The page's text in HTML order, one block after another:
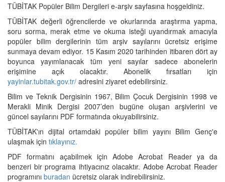
TÜBİTAK Popüler Bilim Dergileri e-arşiv sayfasına hoşgeldiniz.
TÜBİTAK değerli öğrencilerde ve okurlarında araştırma yapma,
soru sorma, merak etme ve okuma isteği uyandırmak amacıyla
popüler bilim dergilerinin tüm arşiv sayılarını ücretsiz erişime
sunmaya devam ediyor. 15 Kasım 2020 tarihinden itibaren dört ay
boyunca yayımlanacak tüm yeni sayılar sadece abonelerin
erişimine açık olacaktır. Abonelik fırsatları için
yayinlar.tubitak.gov.tr/ adresini ziyaret edebilirsiniz.
Bilim ve Teknik Dergisinin 1967, Bilim Çocuk Dergisinin 1998 ve
Merakli Minik Dergisi 2007’den bugüne oluşan arşivlerini ve
güncel sayılarını PDF formatında okuyabilirsiniz.
TÜBİTAK'ın dijital ortamdaki popüler bilim yayını Bilim Genç'e
ulaşmak için tıklayınız.
PDF formatını açabilmek için Adobe Acrobat Reader ya da
benzeri bir programa ihtiyacınız olacaktır. Adobe Acrobat Reader
programını buradan ücretsiz olarak indirebilirsiniz.